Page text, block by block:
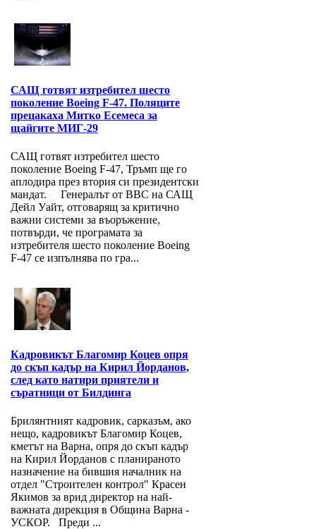
САЩ готвят изтребител шесто
поколение Boeing F-47. Поляците
прецакаха Митко Есемеса за
щайгите МИГ-29
САЩ готвят изтребител шесто
поколение Boeing F-47, Тръмп ще го
аплодира през втория си президентски
мандат. Генералът от ВВС на САЩ
Дейл Уайт, отговарящ за критично
важни системи за въоръжение,
потвърди, че програмата за
изтребителя шесто поколение Boeing
F-47 се изпълнява по гра...
Кадровикът Благомир Коцев опря
до скъп кадър на Кирил Йорданов,
след като натири приятели и
съратници от Билдинга
Брилянтният кадровик, сарказъм, ако
нещо, кадровикът Благомир Коцев,
кметът на Варна, опря до скъп кадър
на Кирил Йорданов с планираното
назначение на бившия началник на
отдел "Строителен контрол" Красен
Якимов за врид директор на най-
важната дирекция в Община Варна -
УСКОР. Преди ...